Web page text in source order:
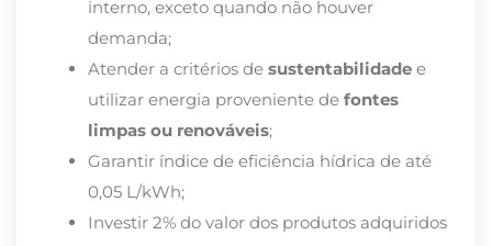
interno, exceto quando não houver
demanda;
Atender a critérios de sustentabilidade e
utilizar energia proveniente de fontes
limpas ou renováveis;
Garantir índice de eficiência hídrica de até
0,05 L/kWh;
Investir 2% do valor dos produtos adquiridos